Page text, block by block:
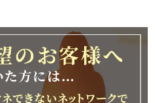
、順次対応させて頂きま
ますが、何卒ご理解の程
ます。